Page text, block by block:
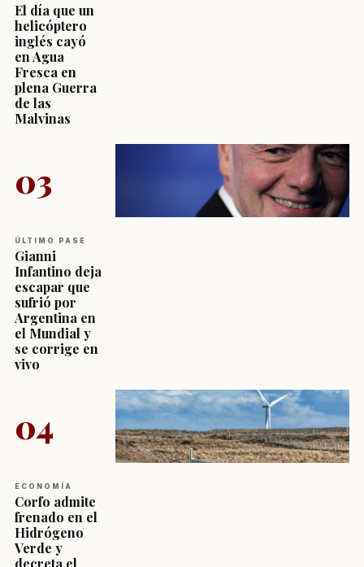
El día que un
helicóptero
inglés cayó
en Agua
Fresca en
plena Guerra
de las
Malvinas
03
ÚLTIMO PASE
Gianni
Infantino deja
escapar que
sufrió por
Argentina en
el Mundial y
se corrige en
vivo
04
ECONOMÍA
Corfo admite
frenado en el
Hidrógeno
Verde y
decreta el